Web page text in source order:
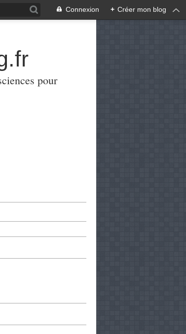
Connexion + Créer mon blog
pour